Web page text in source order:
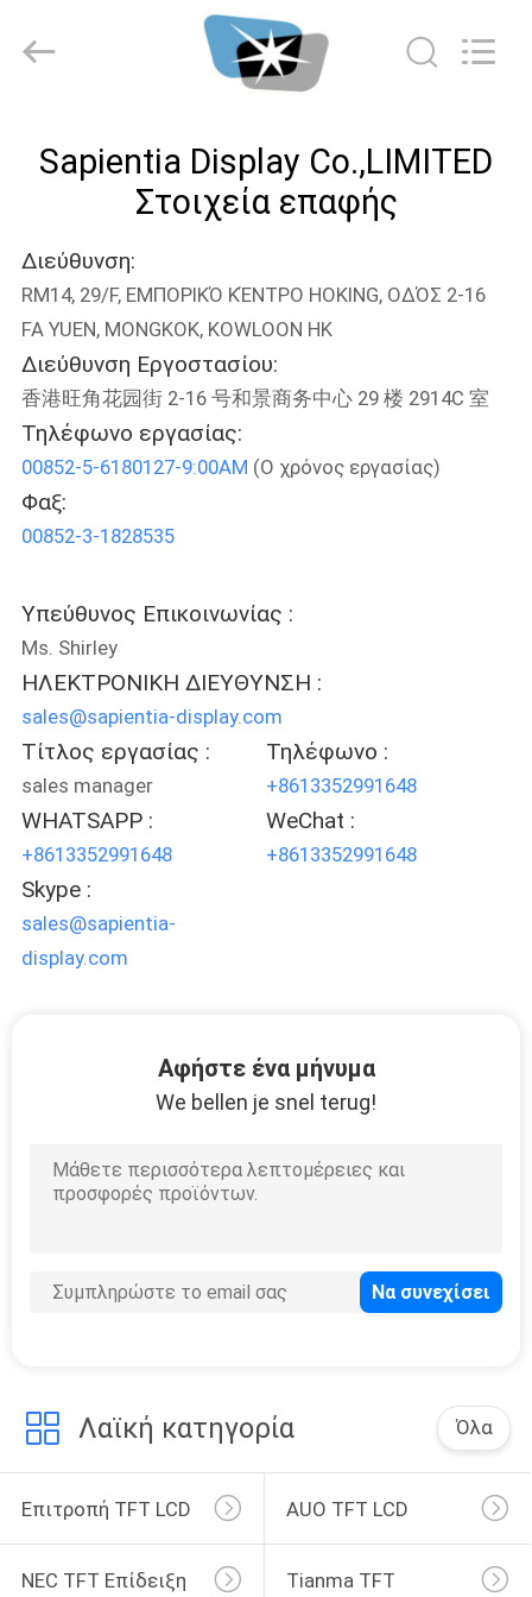
ΠΡΟΪΌΝΤΑ
ΠΕΡΊΠΟΥ
ΕΜΕΊΣ
ΓΎΡΟΣ
ΕΡΓΟΣΤΑΣΊΩΝ
ΠΟΙΟΤΙΚΌΣ
ΈΛΕΓΧΟΣ
ΜΑΣ
ΕΛΆΤΕ
ΣΕ
ΕΠΑΦΉ
ΜΕ
ΕΙΔΉΣΕΙΣ
ΠΕΡΙΠΤΏΣΕΙΣ
Co.,LIMITED.
Sapientia Display Co.,LIMITED
Στοιχεία επαφής
Διεύθυνση:
RM14, 29/F, ΕΜΠΟΡΙΚΌ ΚΈΝΤΡΟ HOKING, ΟΔΌΣ 2-16
FA YUEN, MONGKOK, KOWLOON HK
Διεύθυνση Εργοστασίου:
香港旺角花园街 2-16 号和景商务中心 29 楼 2914C 室
Τηλέφωνο εργασίας:
00852-5-6180127-9:00AM (Ο χρόνος εργασίας)
Φαξ:
00852-3-1828535
Υπεύθυνος Επικοινωνίας :
Ms. Shirley
ΗΛΕΚΤΡΟΝΙΚΗ ΔΙΕΥΘΥΝΣΗ :
sales@sapientia-display.com
Τίτλος εργασίας :
sales manager
Τηλέφωνο :
+8613352991648
WHATSAPP :
+8613352991648
WeChat :
+8613352991648
Skype :
sales@sapientia-
display.com
Αφήστε ένα μήνυμα
We bellen je snel terug!
Λαϊκή κατηγορία Όλα
Επιτροπή TFT LCD AUO TFT LCD
NEC TFT Επίδειξη Tianma TFT